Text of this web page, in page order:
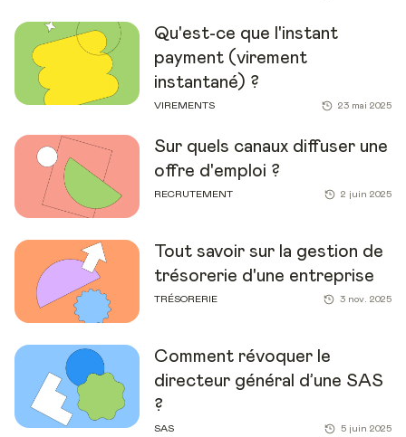
Qu'est-ce que l'instant
payment (virement
instantané) ?
VIREMENTS 23 mai 2025
Sur quels canaux diffuser une
offre d'emploi ?
RECRUTEMENT 2 juin 2025
Tout savoir sur la gestion de
trésorerie d'une entreprise
TRÉSORERIE 3 nov. 2025
Comment révoquer le
directeur général d’une SAS
?
SAS 5 juin 2025